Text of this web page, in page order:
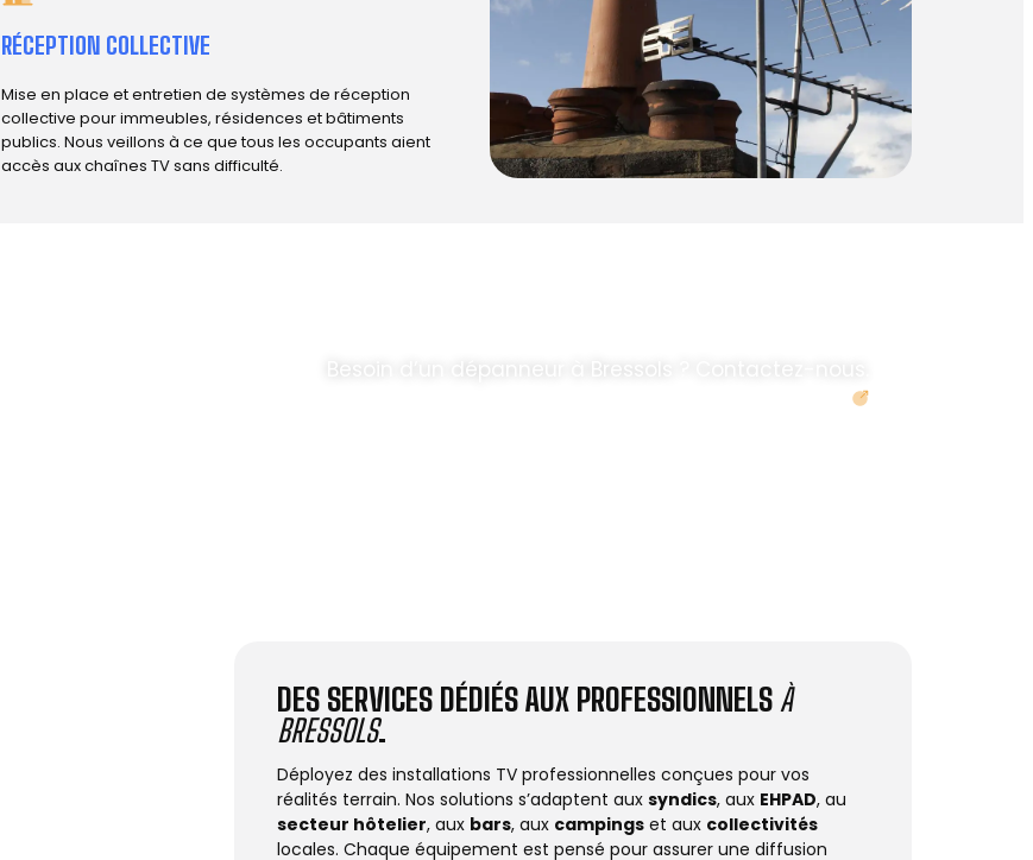
RÉCEPTION COLLECTIVE
Mise en place et entretien de systèmes de réception
collective pour immeubles, résidences et bâtiments
publics. Nous veillons à ce que tous les occupants aient
accès aux chaînes TV sans difficulté.
Besoin d’un dépanneur à Bressols ? Contactez-nous.
DES SERVICES DÉDIÉS AUX PROFESSIONNELS À
BRESSOLS.
Déployez des installations TV professionnelles conçues pour vos
réalités terrain. Nos solutions s’adaptent aux syndics, aux EHPAD, au
secteur hôtelier, aux bars, aux campings et aux collectivités
locales. Chaque équipement est pensé pour assurer une diffusion